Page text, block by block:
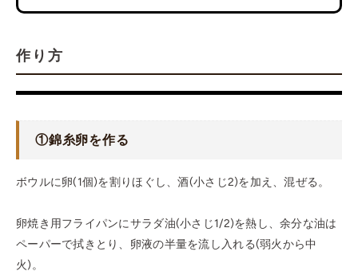
作り方
①錦糸卵を作る
ボウルに卵(1個)を割りほぐし、酒(小さじ2)を加え、混ぜる。
卵焼き用フライパンにサラダ油(小さじ1/2)を熱し、余分な油は
ペーパーで拭きとり、卵液の半量を流し入れる(弱火から中
火)。